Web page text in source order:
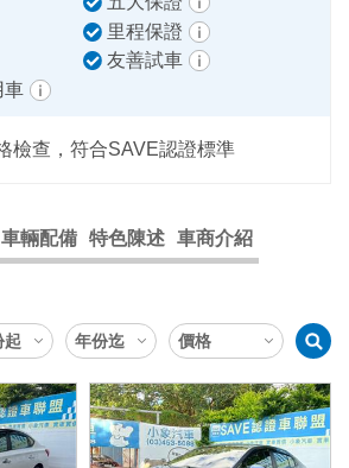
里程保證
友善試車
車
檢查，符合SAVE認證標準
車輛配備 特色陳述 車商介紹